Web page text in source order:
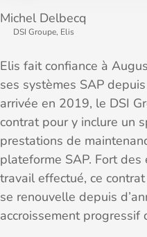
Michel Delbecq
DSI Groupe, Elis
Elis fait confiance à
ses systèmes SAP
arrivée en 2019, le DSI
contrat pour y inclure un
prestations de
plateforme SAP. Fort
travail effectué, ce
se renouvelle depuis
accroissement progressif